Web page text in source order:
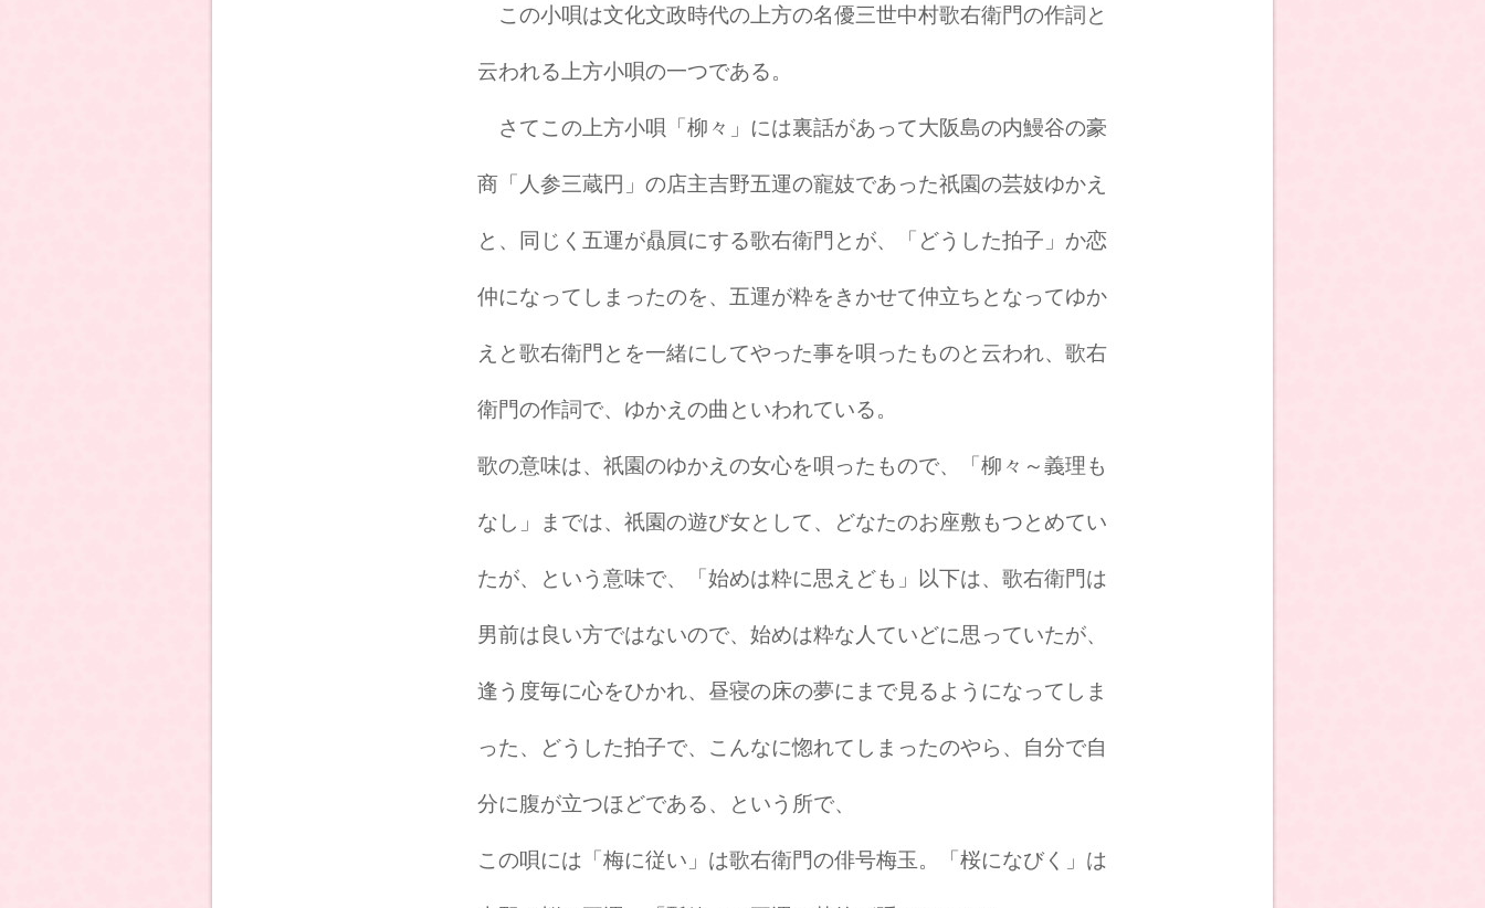
この小唄は文化文政時代の上方の名優三世中村歌右衛門の作詞と
云われる上方小唄の一つである。
さてこの上方小唄「柳々」には裏話があって大阪島の内鰻谷の豪
商「人参三蔵円」の店主吉野五運の寵妓であった祇園の芸妓ゆかえ
と、同じく五運が贔屓にする歌右衛門とが、「どうした拍子」か恋
仲になってしまったのを、五運が粋をきかせて仲立ちとなってゆか
えと歌右衛門とを一緒にしてやった事を唄ったものと云われ、歌右
衛門の作詞で、ゆかえの曲といわれている。
歌の意味は、祇園のゆかえの女心を唄ったもので、「柳々～義理も
なし」までは、祇園の遊び女として、どなたのお座敷もつとめてい
たが、という意味で、「始めは粋に思えども」以下は、歌右衛門は
男前は良い方ではないので、始めは粋な人ていどに思っていたが、
逢う度毎に心をひかれ、昼寝の床の夢にまで見るようになってしま
った、どうした拍子で、こんなに惚れてしまったのやら、自分で自
分に腹が立つほどである、という所で、
この唄には「梅に従い」は歌右衛門の俳号梅玉。「桜になびく」は